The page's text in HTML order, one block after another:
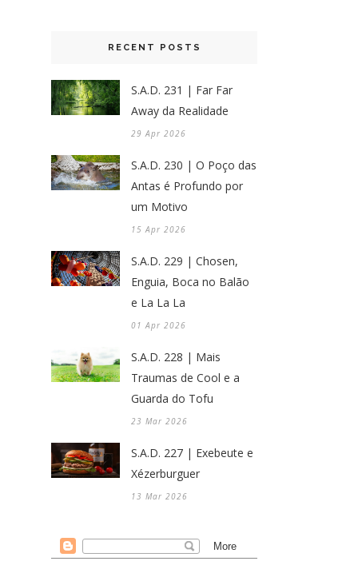
RECENT POSTS
S.A.D. 231 | Far Far
Away da Realidade
29 Apr 2026
S.A.D. 230 | O Poço das
Antas é Profundo por
um Motivo
15 Apr 2026
S.A.D. 229 | Chosen,
Enguia, Boca no Balão
e La La La
01 Apr 2026
S.A.D. 228 | Mais
Traumas de Cool e a
Guarda do Tofu
23 Mar 2026
S.A.D. 227 | Exebeute e
Xézerburguer
13 Mar 2026